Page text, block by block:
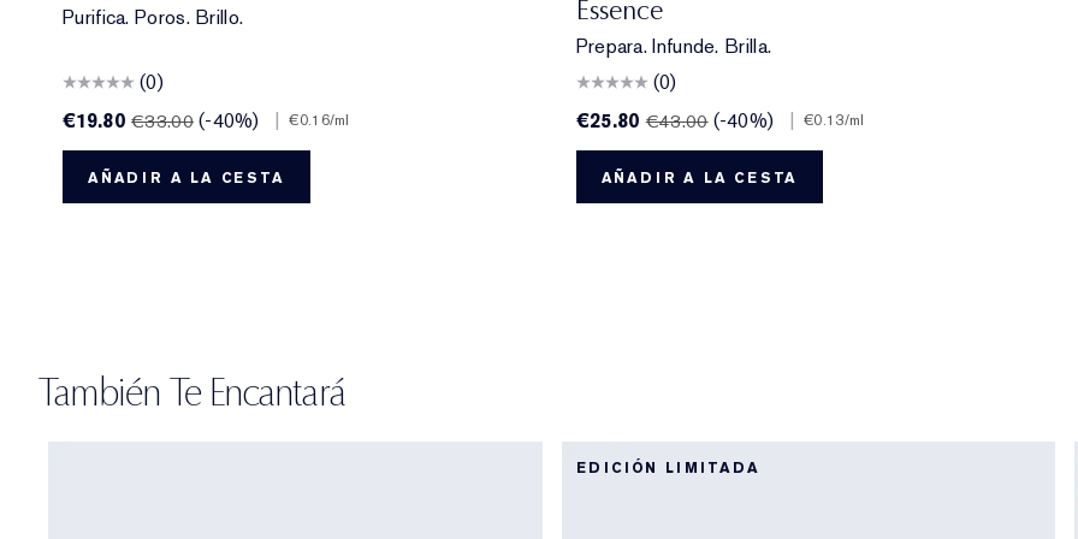
Purifica. Poros. Brillo.
(0)
€19.80€33.00 (-40%) | €0.16/ml
AÑADIR A LA CESTA
Essence
Prepara. Infunde. Brilla.
(0)
€25.80€43.00 (-40%) | €0.13/ml
AÑADIR A LA CESTA
También Te Encantará
EDICIÓN LIMITADA